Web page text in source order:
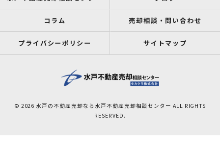
コラム 売却相談・問い合わせ
プライバシーポリシー サイトマップ
© 2026 水戸の不動産売却なら水戸不動産売却相談センター ALL RIGHTS
RESERVED.